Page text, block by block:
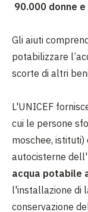
90.000 donne e
Gli aiuti
potabilizzare
scorte di altri
L'UNICEF
cui le persone
moschee,
autocisterne
acqua potabile
l'installazione di
conservazione